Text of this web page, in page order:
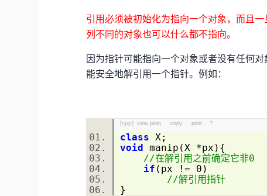
引用必须被初始化为指向一个对象，而且
列不同的对象也可以什么都不指向。
因为指针可能指向一个对象或者没有任何
能安全地解引用一个指针。例如：
[cpp] view plain copy print ?
class X;
void manip(X *px){
//在解引用之前确定它非0
if (px != 0)
//解引用指针
}